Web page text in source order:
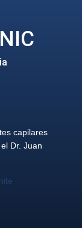
capilares
Dr. Juan